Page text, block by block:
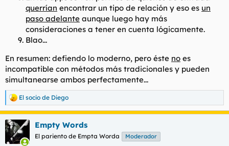
querrían encontrar un tipo de relación y eso es un
paso adelante aunque luego hay más
consideraciones a tener en cuenta lógicamente.
Blao...
En resumen: defiendo lo moderno, pero éste no es
incompatible con métodos más tradicionales y pueden
simultanearse ambos perfectamente...
R
e
a
c
c
i
El socio de Diego
Empty Words
El pariento de Empta Worda Moderador